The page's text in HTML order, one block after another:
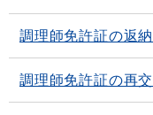
調理師免許証の返
調理師免許証の再